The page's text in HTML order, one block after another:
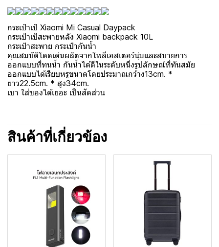
กระเป๋าเป้ Xiaomi Mi Casual Daypack
กระเป๋าเป้สะพายหลัง Xiaomi backpack 10L
กระเป๋าสะพาย กระเป๋ากันน้ำ
คุณสมบัติโดดเด่นผลิตจากโพลีเอสเตอร์นุ่มและสบายการ
ออกแบบที่ทนน้ำ กันน้ำได้ดีในระดับหนึ่งรูปลักษณ์ที่ทันสมัย
ออกแบบได้เรียบหรูขนาดโดยประมาณกว้าง13cm. *
ยาว22.5cm. * สูง34cm.
เบา ใส่ของได้เยอะ เป็นสัดส่วน
สินค้าที่เกี่ยวข้อง